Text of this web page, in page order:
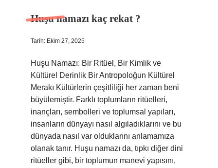
Huşu namazı kaç rekat ?
Tarih: Ekim 27, 2025
Huşu Namazı: Bir Ritüel, Bir Kimlik ve
Kültürel Derinlik Bir Antropoloğun Kültürel
Merakı Kültürlerin çeşitliliği her zaman beni
büyülemiştir. Farklı toplumların ritüelleri,
inançları, sembolleri ve toplumsal yapıları,
insanların dünyayı nasıl algıladıklarını ve bu
dünyada nasıl var olduklarını anlamamıza
olanak tanır. Huşu namazı da, tıpkı diğer dini
ritüeller gibi, bir toplumun manevi yapısını,